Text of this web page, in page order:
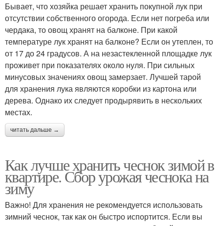
Бывает, что хозяйка решает хранить покупной лук при
отсутствии собственного огорода. Если нет погреба или
чердака, то овощ хранят на балконе. При какой
температуре лук хранят на балконе? Если он утеплен, то
от 17 до 24 градусов. А на незастекленной площадке лук
проживет при показателях около нуля. При сильных
минусовых значениях овощ замерзает. Лучшей тарой
для хранения лука являются коробки из картона или
дерева. Однако их следует продырявить в нескольких
местах.
читать дальше →
Как лучше хранить чеснок зимой в
квартире. Сбор урожая чеснока на
зиму
Важно! Для хранения не рекомендуется использовать
зимний чеснок, так как он быстро испортится. Если вы